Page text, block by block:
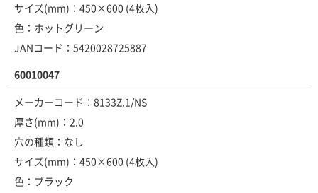
サイズ(mm)：450×600 (4枚入)
色：ホットグリーン
JANコード：5420028725887
60010047
メーカーコード：8133Z.1/NS
厚さ(mm)：2.0
穴の種類：なし
サイズ(mm)：450×600 (4枚入)
色：ブラック